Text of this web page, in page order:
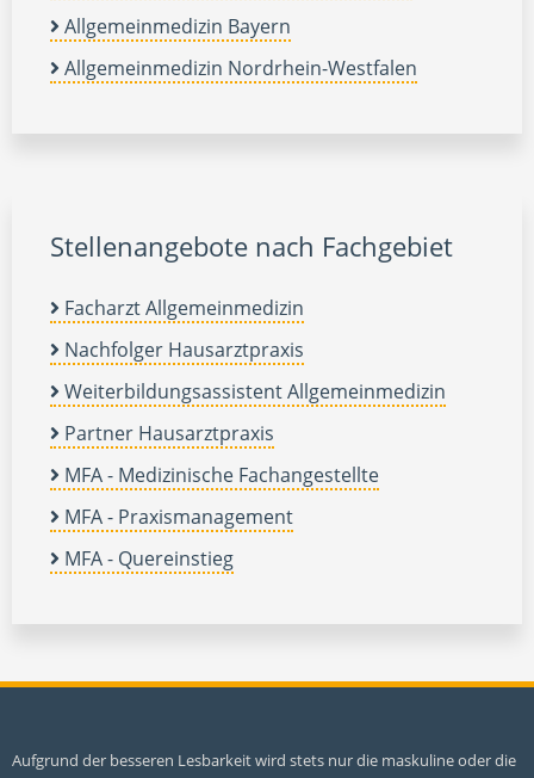
Allgemeinmedizin Bayern
Allgemeinmedizin Nordrhein-Westfalen
Stellenangebote nach Fachgebiet
Facharzt Allgemeinmedizin
Nachfolger Hausarztpraxis
Weiterbildungsassistent Allgemeinmedizin
Partner Hausarztpraxis
MFA - Medizinische Fachangestellte
MFA - Praxismanagement
MFA - Quereinstieg
Aufgrund der besseren Lesbarkeit wird stets nur die maskuline oder die